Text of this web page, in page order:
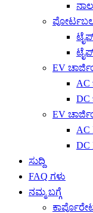
EV
EV
AC
DC
ಸುದ್ದಿ
FAQ ಗಳು
ನಮ್ಮ ಬಗ್ಗೆ
ಕಾರ್ಪೊರೇಟ್